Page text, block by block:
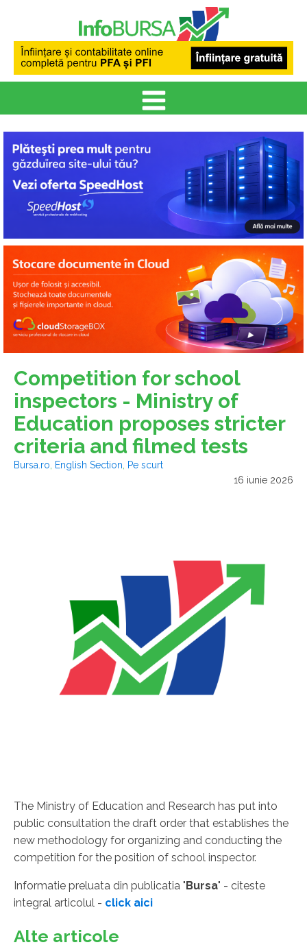
Competition for school
inspectors - Ministry of
Education proposes stricter
criteria and filmed tests
Bursa.ro English Section
Pe scurt
16 iunie 2026
The Ministry of Education and Research has put into
public consultation the draft order that establishes the
new methodology for organizing and conducting the
competition for the position of school inspector.
Informatie preluata din publicatia "Bursa" - citeste
integral articolul - click aici
Alte articole